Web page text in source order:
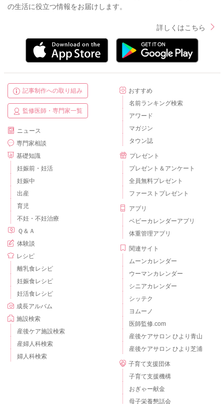
の生活に役立つ情報をお届けします。
詳しくはこちら
記事制作への取り組み
監修医師・専門家一覧
ニュース
専門家相談
基礎知識
妊娠前・妊活
妊娠中
出産
育児
不妊・不妊治療
Ｑ＆Ａ
体験談
レシピ
離乳食レシピ
妊娠食レシピ
妊活食レシピ
成長アルバム
施設検索
産後ケア施設検索
産婦人科検索
婦人科検索
おすすめ
名前ランキング検索
アワード
マガジン
タウン誌
プレゼント
プレゼント＆アンケート
全員無料プレゼント
ファーストプレゼント
アプリ
ベビーカレンダーアプリ
体重管理アプリ
関連サイト
ムーンカレンダー
ウーマンカレンダー
シニアカレンダー
シッテク
ヨムーノ
医師監修.com
産後ケアサロン ひより青山
産後ケアサロン ひより芝浦
子育て支援団体
子育て支援機構
おぎゃー献金
母子栄養懇話会